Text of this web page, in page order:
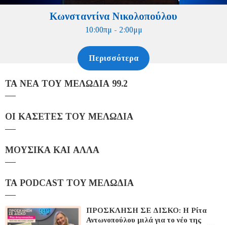
Κωνσταντίνα Νικολοπούλου
10:00πμ - 2:00μμ
Περισσότερα
ΤΑ ΝΕΑ ΤΟΥ ΜΕΛΩΔΙΑ 99.2
ΟΙ ΚΑΣΕΤΕΣ ΤΟΥ ΜΕΛΩΔΙΑ
ΜΟΥΣΙΚΑ ΚΑΙ ΑΛΛΑ
ΤΑ PODCAST TOY ΜΕΛΩΔΙΑ
ΠΡΟΣΚΛΗΣΗ ΣΕ ΔΙΣΚΟ: Η Ρίτα
Αντωνοπούλου μιλά για το νέο της